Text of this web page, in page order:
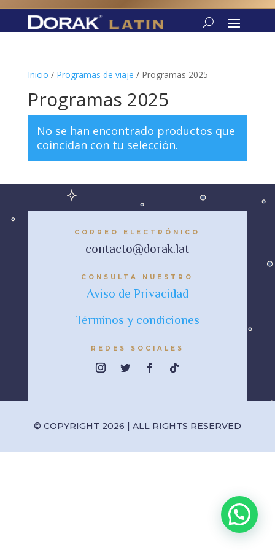
Inicio / Programas de viaje / Programas 2025
Programas 2025
No se han encontrado productos que
coincidan con tu selección.
CORREO ELECTRÓNICO
contacto@dorak.lat
CONSULTA NUESTRO
Aviso de Privacidad
Términos y condiciones
REDES SOCIALES
© COPYRIGHT 2026 | ALL RIGHTS RESERVED